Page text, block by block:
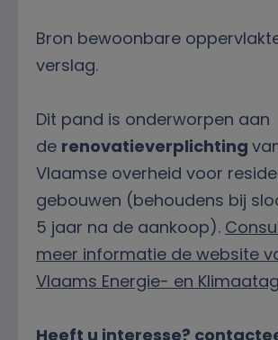
Bron bewoonbare
verslag.
Dit pand is onderworpen aan
de renovatieverplichting
Vlaamse overheid voor
gebouwen (behoudens bij
5 jaar na de aankoop).
meer informatie de website
Vlaams Energie- en
Heeft u interesse?